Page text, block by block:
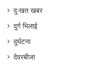
दुःखत खबर
दुर्ग भिलाई
दुर्घटना
देवरबीजा